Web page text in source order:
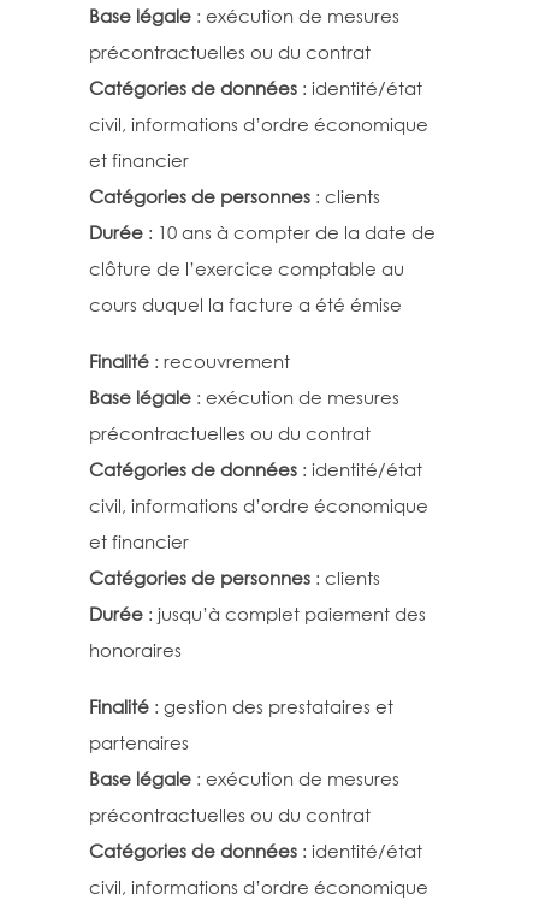
Base légale : exécution de mesures
précontractuelles ou du contrat
Catégories de données : identité/état
civil, informations d’ordre économique
et financier
Catégories de personnes : clients
Durée : 10 ans à compter de la date de
clôture de l’exercice comptable au
cours duquel la facture a été émise
Finalité : recouvrement
Base légale : exécution de mesures
précontractuelles ou du contrat
Catégories de données : identité/état
civil, informations d’ordre économique
et financier
Catégories de personnes : clients
Durée : jusqu’à complet paiement des
honoraires
Finalité : gestion des prestataires et
partenaires
Base légale : exécution de mesures
précontractuelles ou du contrat
Catégories de données : identité/état
civil, informations d’ordre économique